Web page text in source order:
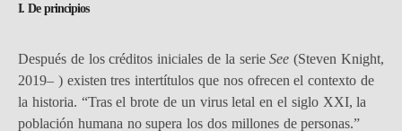
I. De principios
Después de los créditos iniciales de la serieSee (Steven Knight,
2019– ) existen tres intertítulos que nos ofrecen el contexto de
la historia. “Tras el brote de un virus letal en el siglo XXI, la
población humana no supera los dos millones de personas.”